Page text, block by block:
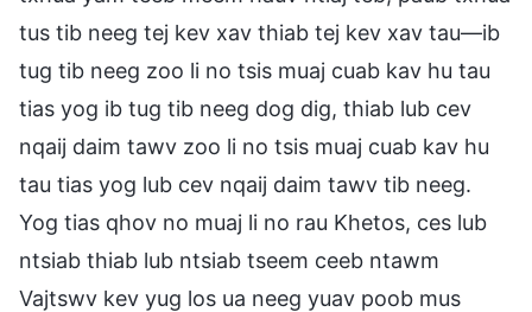
tus tib neeg tej kev xav thiab tej kev xav tau—ib
tug tib neeg zoo li no tsis muaj cuab kav hu tau
tias yog ib tug tib neeg dog dig, thiab lub cev
nqaij daim tawv zoo li no tsis muaj cuab kav hu
tau tias yog lub cev nqaij daim tawv tib neeg.
Yog tias qhov no muaj li no rau Khetos, ces lub
ntsiab thiab lub ntsiab tseem ceeb ntawm
Vajtswv kev yug los ua neeg yuav poob mus